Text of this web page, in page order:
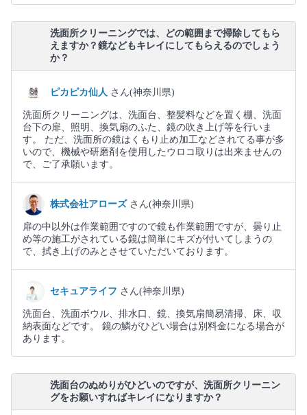
洗面所クリーニングでは、どの範囲まで掃除してもら
えますか？鏡などもキレイにしてもらえるのでしょう
か？
ピカピカ仙人 さん(神奈川県)
洗面所クリーニングは、洗面台、整髪料などを置く棚、洗面
台下の扉、照明、換気扇のふた、鏡の吹き上げ等を行いま
す。 ただ、洗面所の鏡はくもり止め加工などされてる事が多
いので、機械や研磨剤を使用したウロコ取りは出来ませんの
で、ご了承願います。
株式会社アローズ さん(神奈川県)
扉の中以外は作業範囲ですので鏡も作業範囲ですが、曇り止
め等の施工がされている鏡は簡単にキズが付いてしまうの
で、拭き上げのみとさせていただいております。
セキュアライフ さん(神奈川県)
洗面台、洗面ボウル、排水口、鏡、換気扇簡易清掃、床、収
納表面などです。 鏡の鱗がひどい場合は別料金になる場合が
あります。
洗面台のぬめりがひどいのですが、洗面所クリーニン
グをお願いすればキレイになりますか？